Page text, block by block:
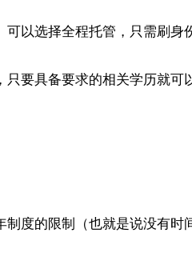
以选择全程托管，只需刷身
要具备要求的相关学历就可
度的限制（也就是说没有时